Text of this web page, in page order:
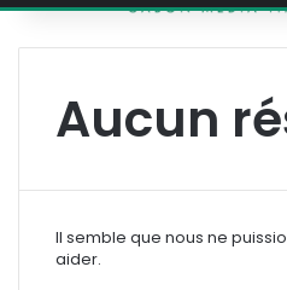
Aucun
Il semble que nous ne
aider.